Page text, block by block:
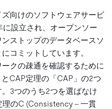
向けのソフトウェアサービ
設立され、オープンソー
ストップのデータベースソ
コミットしています。
クの疎通を確認するために
CAP定理の「CAP」の2つ
3つのうち2つを選ばなけ
のC (Consistency – 一貫